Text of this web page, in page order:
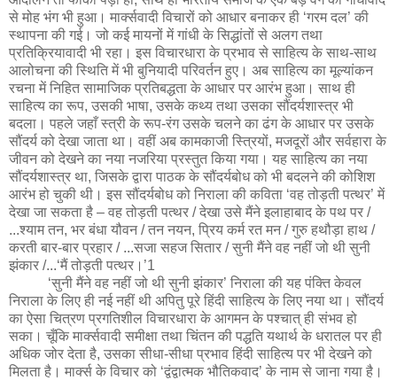
से मोह भंग भी हुआ। मार्क्सवादी विचारों को आधार बनाकर ही ‘गरम दल’ की
स्थापना की गई। जो कई मायनों में गांधी के सिद्धांतों से अलग तथा
प्रतिक्रियावादी भी रहा। इस विचारधारा के प्रभाव से साहित्य के साथ-साथ
आलोचना की स्थिति में भी बुनियादी परिवर्तन हुए। अब साहित्य का मूल्यांकन
रचना में निहित सामाजिक प्रतिबद्धता के आधार पर आरंभ हुआ। साथ ही
साहित्य का रूप, उसकी भाषा, उसके कथ्य तथा उसका सौंदर्यशास्त्र भी
बदला। पहले जहाँ स्त्री के रूप-रंग उसके चलने का ढंग के आधार पर उसके
सौंदर्य को देखा जाता था। वहीं अब कामकाजी स्त्रियों, मजदूरों और सर्वहारा के
जीवन को देखने का नया नजरिया प्रस्तुत किया गया। यह साहित्य का नया
सौंदर्यशास्त्र था, जिसके द्वारा पाठक के सौंदर्यबोध को भी बदलने की कोशिश
आरंभ हो चुकी थी। इस सौंदर्यबोध को निराला की कविता ‘वह तोड़ती पत्थर’ में
देखा जा सकता है – वह तोड़ती पत्थर / देखा उसे मैंने इलाहाबाद के पथ पर /
...श्याम तन, भर बंधा यौवन / तन नयन, प्रिय कर्म रत मन / गुरु हथौड़ा हाथ /
करती बार-बार प्रहार / ...सजा सहज सितार / सुनी मैंने वह नहीं जो थी सुनी
झंकार /...‘मैं तोड़ती पत्थर।’1
‘सुनी मैंने वह नहीं जो थी सुनी झंकार’ निराला की यह पंक्ति केवल
निराला के लिए ही नई नहीं थी अपितु पूरे हिंदी साहित्य के लिए नया था। सौंदर्य
का ऐसा चित्रण प्रगतिशील विचारधारा के आगमन के पश्चात् ही संभव हो
सका। चूँकि मार्क्सवादी समीक्षा तथा चिंतन की पद्धति यथार्थ के धरातल पर ही
अधिक जोर देता है, उसका सीधा-सीधा प्रभाव हिंदी साहित्य पर भी देखने को
मिलता है। मार्क्स के विचार को ‘द्वंद्वात्मक भौतिकवाद’ के नाम से जाना गया है।